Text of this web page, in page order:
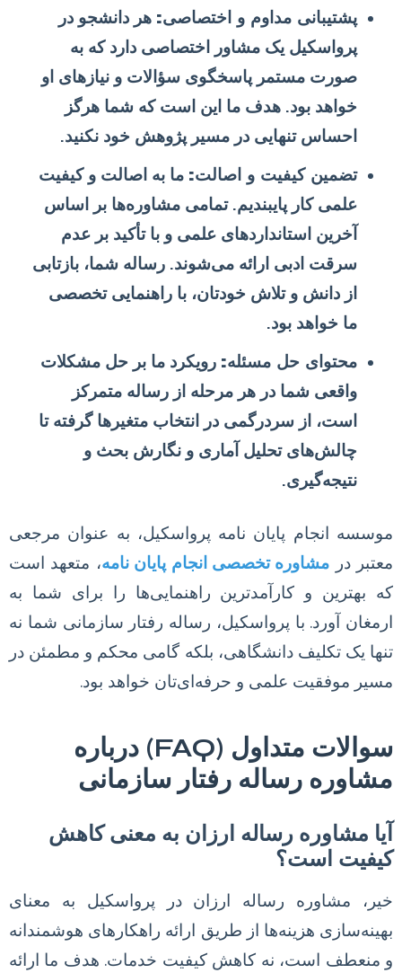
پشتیبانی مداوم و اختصاصی: هر دانشجو در
پرواسکیل یک مشاور اختصاصی دارد که به
صورت مستمر پاسخگوی سؤالات و نیازهای او
خواهد بود. هدف ما این است که شما هرگز
احساس تنهایی در مسیر پژوهش خود نکنید.
تضمین کیفیت و اصالت: ما به اصالت و کیفیت
علمی کار پایبندیم. تمامی مشاوره‌ها بر اساس
آخرین استانداردهای علمی و با تأکید بر عدم
سرقت ادبی ارائه می‌شوند. رساله شما، بازتابی
از دانش و تلاش خودتان، با راهنمایی تخصصی
ما خواهد بود.
محتوای حل مسئله: رویکرد ما بر حل مشکلات
واقعی شما در هر مرحله از رساله متمرکز
است، از سردرگمی در انتخاب متغیرها گرفته تا
چالش‌های تحلیل آماری و نگارش بحث و
نتیجه‌گیری.
موسسه انجام پایان نامه پرواسکیل، به عنوان مرجعی
معتبر در مشاوره تخصصی انجام پایان نامه، متعهد است
که بهترین و کارآمدترین راهنمایی‌ها را برای شما به
ارمغان آورد. با پرواسکیل، رساله رفتار سازمانی شما نه
تنها یک تکلیف دانشگاهی، بلکه گامی محکم و مطمئن در
مسیر موفقیت علمی و حرفه‌ای‌تان خواهد بود.
سوالات متداول (FAQ) درباره
مشاوره رساله رفتار سازمانی
آیا مشاوره رساله ارزان به معنی کاهش
کیفیت است؟
خیر، مشاوره رساله ارزان در پرواسکیل به معنای
بهینه‌سازی هزینه‌ها از طریق ارائه راهکارهای هوشمندانه
و منعطف است، نه کاهش کیفیت خدمات. هدف ما ارائه